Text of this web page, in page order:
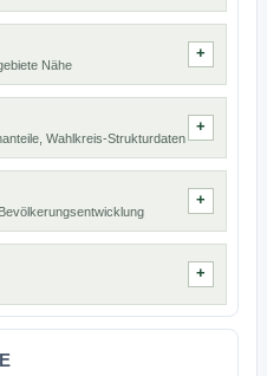
Nähe
Wahlkreis-Strukturdaten